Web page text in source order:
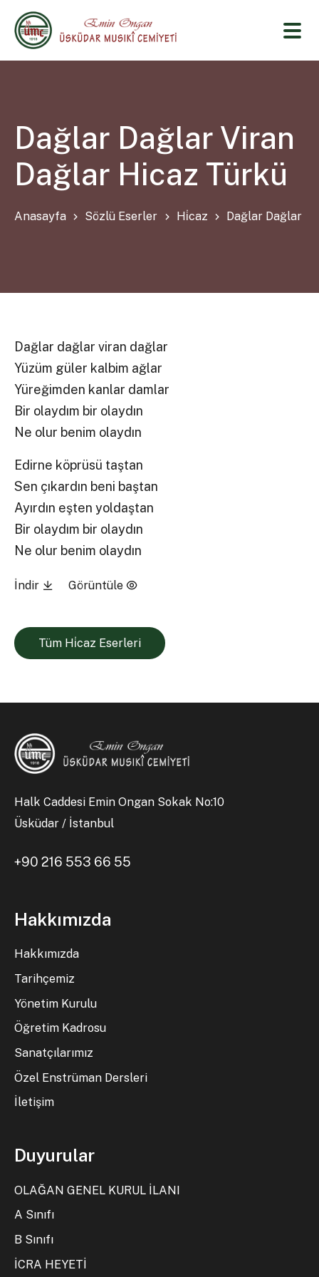
Dağlar Dağlar Viran
Dağlar Hicaz Türkü
Anasayfa Sözlü Eserler Hi̇caz Dağlar Dağlar
Dağlar dağlar viran dağlar
Yüzüm güler kalbim ağlar
Yüreğimden kanlar damlar
Bir olaydım bir olaydın
Ne olur benim olaydın
Edirne köprüsü taştan
Sen çıkardın beni baştan
Ayırdın eşten yoldaştan
Bir olaydım bir olaydın
Ne olur benim olaydın
İndir Görüntüle
Tüm Hi̇caz Eserleri
Halk Caddesi Emin Ongan Sokak No:10
Üsküdar / İstanbul
+90 216 553 66 55
Hakkımızda
Hakkımızda
Tarihçemiz
Yönetim Kurulu
Öğretim Kadrosu
Sanatçılarımız
Özel Enstrüman Dersleri
İletişim
Duyurular
OLAĞAN GENEL KURUL İLANI
A Sınıfı
B Sınıfı
İCRA HEYETİ